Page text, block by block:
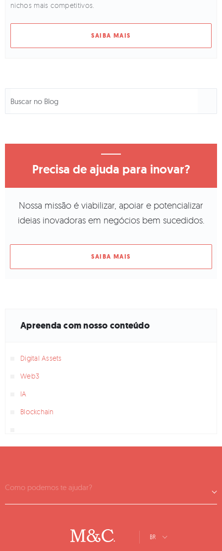
nichos mais competitivos.
SAIBA MAIS
Precisa de ajuda para inovar?
Nossa missão é viabilizar, apoiar e potencializar
ideias inovadoras em negócios bem sucedidos.
SAIBA MAIS
Apreenda com nosso conteúdo
Digital Assets
Web3
IA
Blockchain
Como podemos te ajudar?
BR